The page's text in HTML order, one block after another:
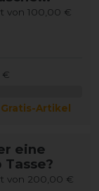
von 100,00 €
€
Artikel
eine
von 200,00 €